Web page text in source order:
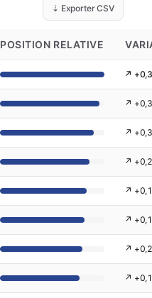
⇣ Exporter CSV
POSITION RELATIVE
↗
↗
↗
↗
↗
↗
↗
↗